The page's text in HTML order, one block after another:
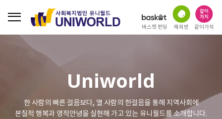
바스켓 펀딩 해피빈 같이가치
Uniworld
한 사람의 빠른 걸음보다, 열 사람의 한걸음을 통해 지역사회에
본질적행복과 영적안녕을 실현해 가고 있는 유니월드를 소개합니다.